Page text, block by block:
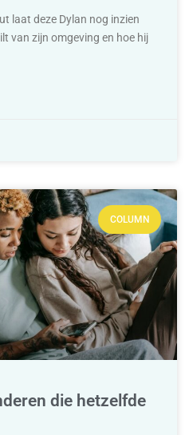
laat deze Dylan nog inzien
van zijn omgeving en hoe hij
COLUMN
die hetzelfde